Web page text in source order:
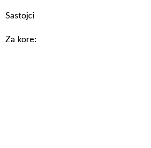
Sastojci
Za kore: